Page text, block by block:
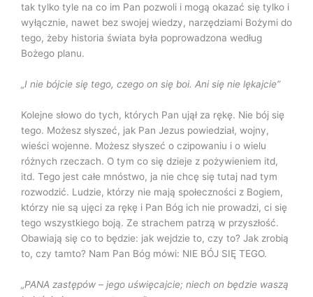
tak tylko tyle na co im Pan pozwoli i mogą okazać się tylko i
wyłącznie, nawet bez swojej wiedzy, narzędziami Bożymi do
tego, żeby historia świata była poprowadzona według
Bożego planu.
„I nie bójcie się tego, czego on się boi. Ani się nie lękajcie”
Kolejne słowo do tych, których Pan ujął za rękę. Nie bój się
tego. Możesz słyszeć, jak Pan Jezus powiedział, wojny,
wieści wojenne. Możesz słyszeć o czipowaniu i o wielu
różnych rzeczach. O tym co się dzieje z pożywieniem itd,
itd. Tego jest całe mnóstwo, ja nie chcę się tutaj nad tym
rozwodzić. Ludzie, którzy nie mają społeczności z Bogiem,
którzy nie są ujęci za rękę i Pan Bóg ich nie prowadzi, ci się
tego wszystkiego boją. Ze strachem patrzą w przyszłość.
Obawiają się co to będzie: jak wejdzie to, czy to? Jak zrobią
to, czy tamto? Nam Pan Bóg mówi: NIE BÓJ SIĘ TEGO.
„PANA zastępów – jego uświęcajcie; niech on będzie waszą